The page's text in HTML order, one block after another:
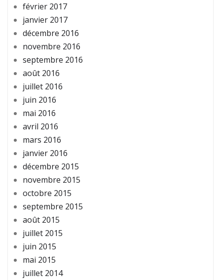
février 2017
janvier 2017
décembre 2016
novembre 2016
septembre 2016
août 2016
juillet 2016
juin 2016
mai 2016
avril 2016
mars 2016
janvier 2016
décembre 2015
novembre 2015
octobre 2015
septembre 2015
août 2015
juillet 2015
juin 2015
mai 2015
juillet 2014